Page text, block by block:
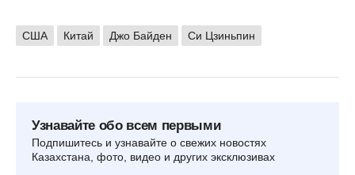
США Китай Джо Байден Си Цзиньпин
Узнавайте обо всем первыми
Подпишитесь и узнавайте о свежих новостях
Казахстана, фото, видео и других эксклюзивах